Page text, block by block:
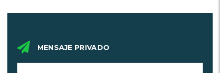
MENSAJE PRIVADO